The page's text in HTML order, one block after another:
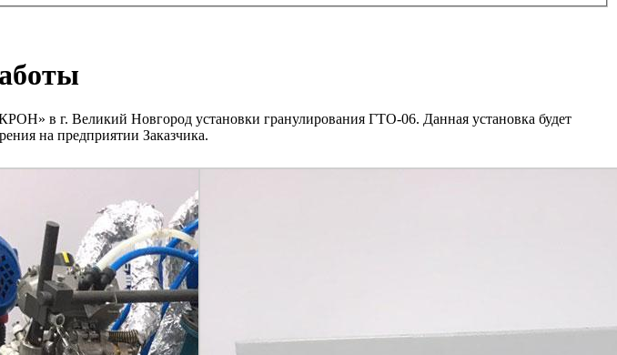
в г. Великий Новгород установки гранулирования ГТО-06. Данная установка будет
на предприятии Заказчика.